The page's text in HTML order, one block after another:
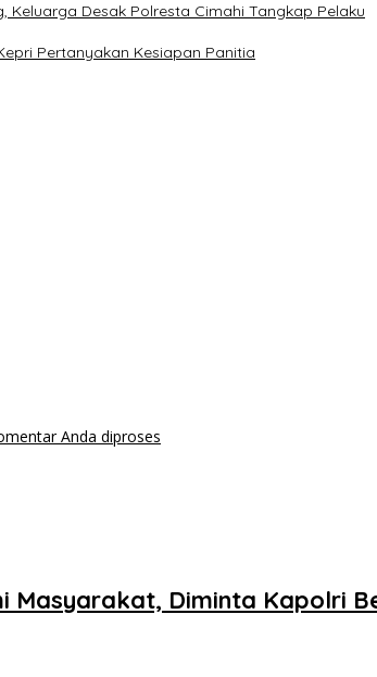
Keluarga Desak Polresta Cimahi Tangkap Pelaku
Pertanyakan Kesiapan Panitia
Anda diproses
Masyarakat, Diminta Kapolri